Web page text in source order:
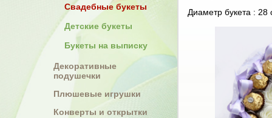
Свадебные букеты
Детские букеты
Букеты на выписку
Декоративные
подушечки
Плюшевые игрушки
Конверты и открытки
Диаметр букета :